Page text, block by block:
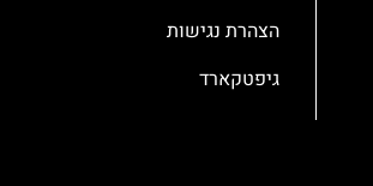
הצהרת נגישות
גיפטקארד